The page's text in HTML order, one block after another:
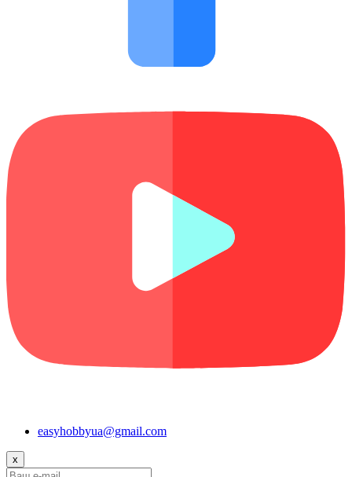
easyhobbyua@gmail.com
x